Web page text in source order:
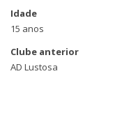
Idade
15 anos
Clube anterior
AD Lustosa